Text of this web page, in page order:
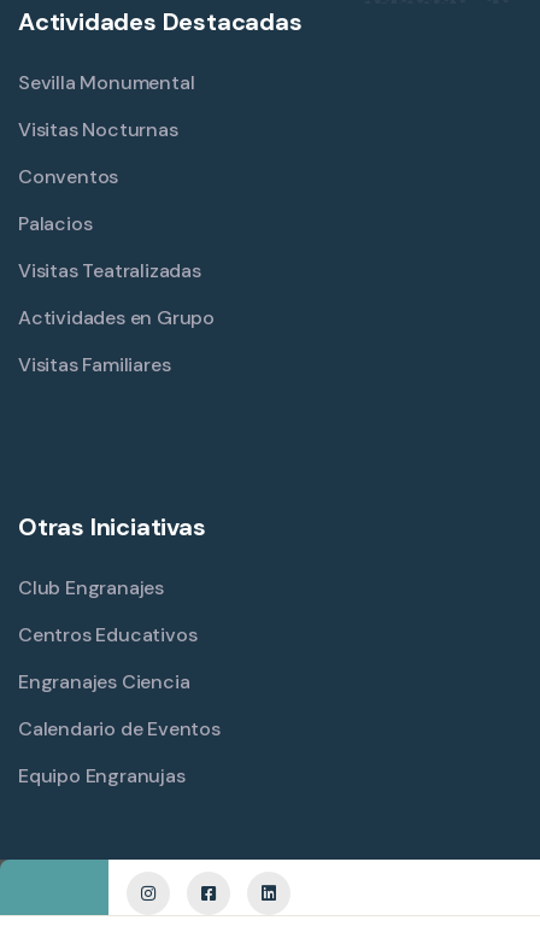
Actividades Destacadas
Sevilla Monumental
Visitas Nocturnas
Conventos
Palacios
Visitas Teatralizadas
Actividades en Grupo
Visitas Familiares
Otras Iniciativas
Club Engranajes
Centros Educativos
Engranajes Ciencia
Calendario de Eventos
Equipo Engranujas